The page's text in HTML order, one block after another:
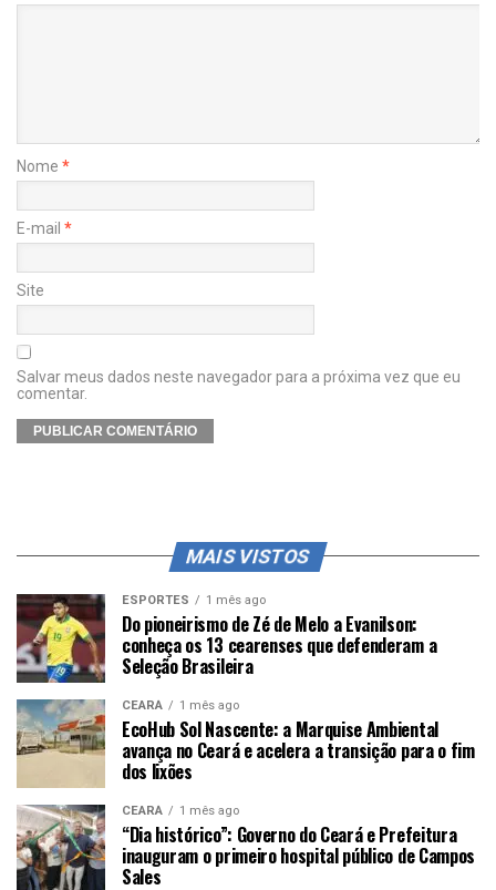
Nome *
E-mail *
Site
Salvar meus dados neste navegador para a próxima vez que eu
comentar.
MAIS VISTOS
ESPORTES 1 mês ago
Do pioneirismo de Zé de Melo a Evanilson:
conheça os 13 cearenses que defenderam a
Seleção Brasileira
CEARÁ 1 mês ago
EcoHub Sol Nascente: a Marquise Ambiental
avança no Ceará e acelera a transição para o fim
dos lixões
CEARÁ 1 mês ago
“Dia histórico”: Governo do Ceará e Prefeitura
inauguram o primeiro hospital público de Campos
Sales